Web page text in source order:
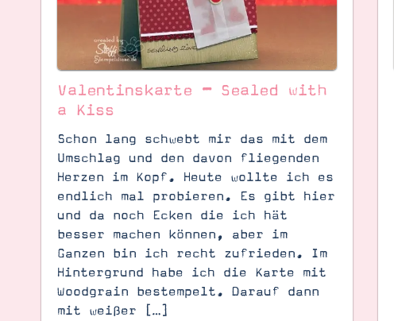
Valentinskarte – Sealed with
a Kiss
Schon lang schwebt mir das mit dem
Umschlag und den davon fliegenden
Herzen im Kopf. Heute wollte ich es
endlich mal probieren. Es gibt hier
und da noch Ecken die ich hät
besser machen können, aber im
Ganzen bin ich recht zufrieden. Im
Hintergrund habe ich die Karte mit
Woodgrain bestempelt. Darauf dann
mit weißer […]